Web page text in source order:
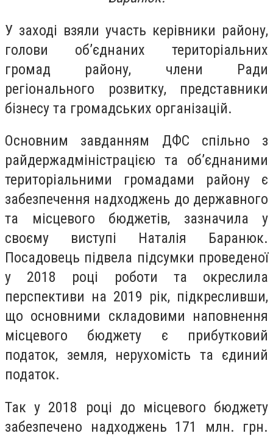
У заході взяли участь керівники району,
голови об’єднаних територіальних
громад району, члени Ради
регіонального розвитку, представники
бізнесу та громадських організацій.
Основним завданням ДФС спільно з
райдержадміністрацією та об’єднаними
територіальними громадами району є
забезпечення надходжень до державного
та місцевого бюджетів, зазначила у
своєму виступі Наталія Баранюк.
Посадовець підвела підсумки проведеної
у 2018 році роботи та окреслила
перспективи на 2019 рік, підкресливши,
що основними складовими наповнення
місцевого бюджету є прибутковий
податок, земля, нерухомість та єдиний
податок.
Так у 2018 році до місцевого бюджету
забезпечено надходжень 171 млн. грн.